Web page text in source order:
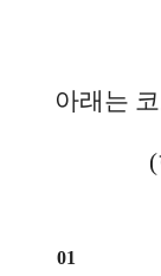
아래는
01